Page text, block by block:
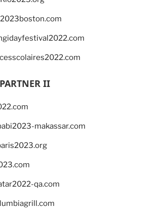
II
makassar.com
qa.com